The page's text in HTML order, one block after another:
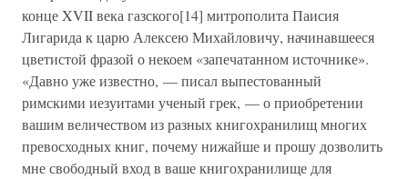
конце XVII века газского[14] митрополита Паисия
Лигарида к царю Алексею Михайловичу, начинавшееся
цветистой фразой о некоем «запечатанном источнике».
«Давно уже известно, — писал выпестованный
римскими иезуитами ученый грек, — о приобретении
вашим величеством из разных книгохранилищ многих
превосходных книг, почему нижайше и прошу дозволить
мне свободный вход в ваше книгохранилище для